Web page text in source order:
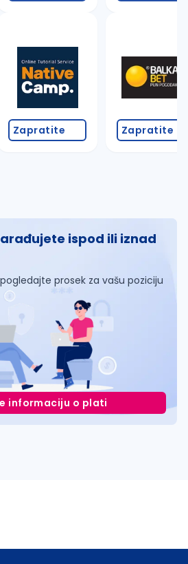
Zapratite Zapratite
ispod ili iznad
prosek za vašu poziciju
informaciju o plati